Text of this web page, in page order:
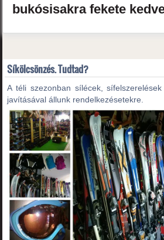
bukósisakrafekete
Síkölcsönzés. Tudtad?
A téli szezonban sílécek,
javításával állunk rendelkezésetekre.